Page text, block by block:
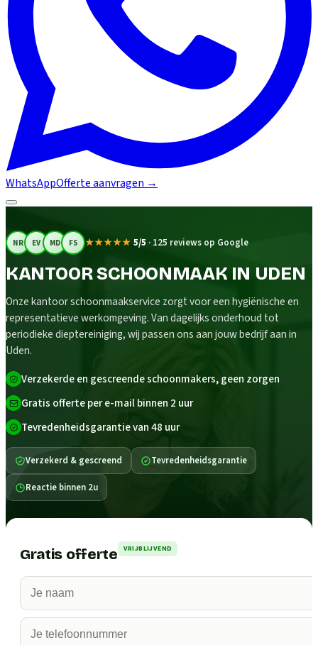
WhatsAppOfferte aanvragen →
NR EV MD FS ★★★★★ 5/5 · 125 reviews op Google
KANTOOR SCHOONMAAK IN UDEN
Onze kantoor schoonmaakservice zorgt voor een hygiënische en
representatieve werkomgeving. Van dagelijks onderhoud tot
periodieke dieptereiniging, wij passen ons aan jouw bedrijf aan in
Uden.
Verzekerde en gescreende schoonmakers, geen zorgen
Gratis offerte per e-mail binnen 2 uur
Tevredenheidsgarantie van 48 uur
Verzekerd & gescreend Tevredenheidsgarantie
Reactie binnen 2u
Gratis offerte VRIJBLIJVEND